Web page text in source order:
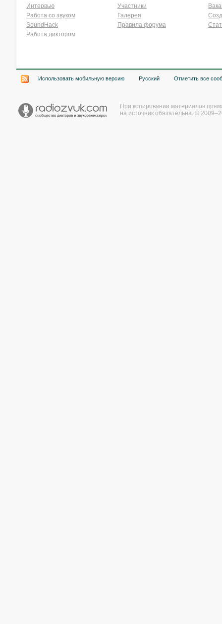
Интервью
Работа со звуком
SoundHack
Работа диктором
Участники
Галерея
Правила форума
Использовать мобильную версию Русский Отметить все
При копировании материалов
на источник обязательна. ©